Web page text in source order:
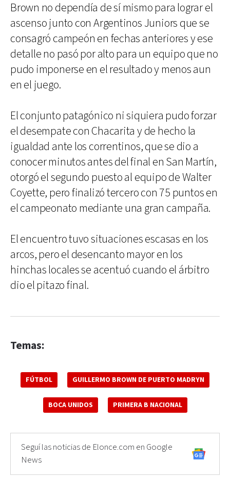
Brown no dependía de sí mismo para lograr el
ascenso junto con Argentinos Juniors que se
consagró campeón en fechas anteriores y ese
detalle no pasó por alto para un equipo que no
pudo imponerse en el resultado y menos aun
en el juego.
El conjunto patagónico ni siquiera pudo forzar
el desempate con Chacarita y de hecho la
igualdad ante los correntinos, que se dio a
conocer minutos antes del final en San Martín,
otorgó el segundo puesto al equipo de Walter
Coyette, pero finalizó tercero con 75 puntos en
el campeonato mediante una gran campaña.
El encuentro tuvo situaciones escasas en los
arcos, pero el desencanto mayor en los
hinchas locales se acentuó cuando el árbitro
dio el pitazo final.
Temas:
FÚTBOL GUILLERMO BROWN DE PUERTO MADRYN
BOCA UNIDOS PRIMERA B NACIONAL
Seguí las noticias de Elonce.com en Google
News